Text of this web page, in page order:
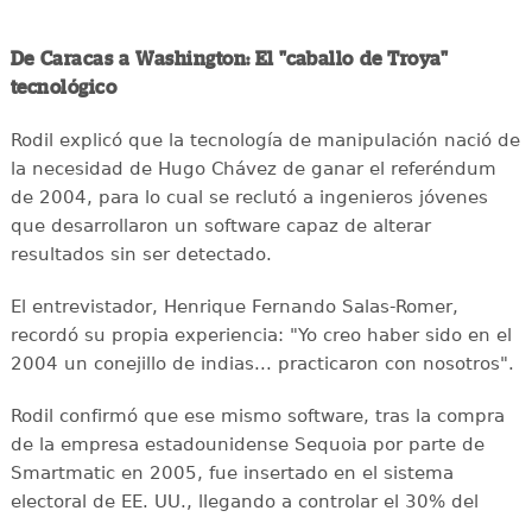
De Caracas a Washington: El "caballo de Troya"
tecnológico
Rodil explicó que la tecnología de manipulación nació de
la necesidad de Hugo Chávez de ganar el referéndum
de 2004, para lo cual se reclutó a ingenieros jóvenes
que desarrollaron un software capaz de alterar
resultados sin ser detectado.
El entrevistador, Henrique Fernando Salas-Romer,
recordó su propia experiencia: "Yo creo haber sido en el
2004 un conejillo de indias... practicaron con nosotros".
Rodil confirmó que ese mismo software, tras la compra
de la empresa estadounidense Sequoia por parte de
Smartmatic en 2005, fue insertado en el sistema
electoral de EE. UU., llegando a controlar el 30% del